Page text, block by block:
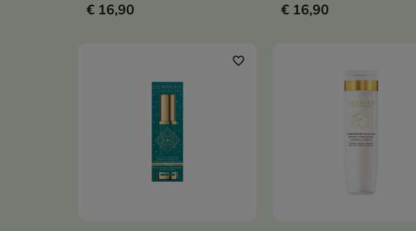
voldoen aan de behoeften van
€ 16,90
steviger maakt, rimpels
€ 16,90
favorite_border